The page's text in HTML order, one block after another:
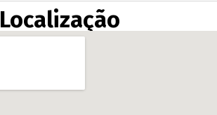
Localização